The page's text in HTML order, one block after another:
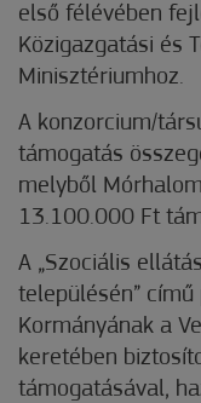
első félévében
Közigazgatási és
Minisztériumhoz.
A konzorcium/
támogatás
melyből
13.100.000 Ft
A „Szociális
településén”
Kormányának a
keretében
támogatásával,